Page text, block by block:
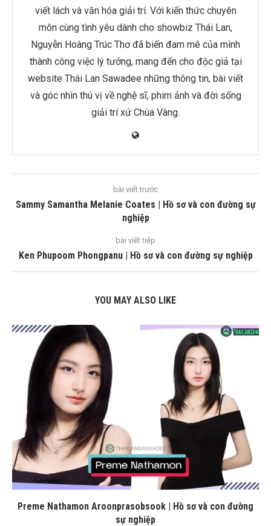
viết lách và văn hóa giải trí. Với kiến thức chuyên
môn cùng tình yêu dành cho showbiz Thái Lan,
Nguyễn Hoàng Trúc Thơ đã biến đam mê của mình
thành công việc lý tưởng, mang đến cho độc giả tại
website Thái Lan Sawadee những thông tin, bài viết
và góc nhìn thú vị về nghệ sĩ, phim ảnh và đời sống
giải trí xứ Chùa Vàng.
bài viết trước
Sammy Samantha Melanie Coates | Hồ sơ và con đường sự
nghiệp
bài viết tiếp
Ken Phupoom Phongpanu | Hồ sơ và con đường sự nghiệp
YOU MAY ALSO LIKE
Preme Nathamon Aroonprasobsook | Hồ sơ và con đường
sự nghiệp